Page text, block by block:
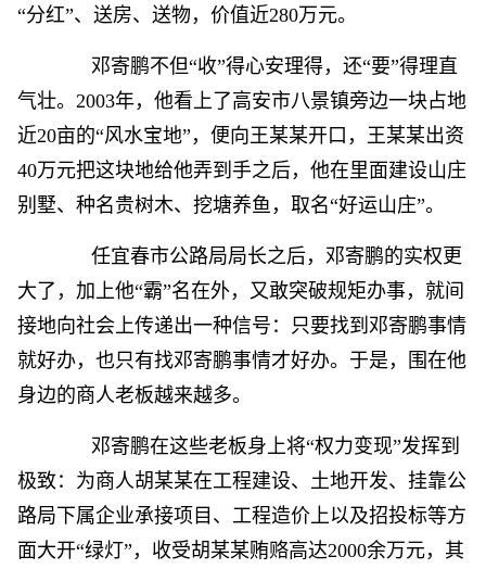
“分红”、送房、送物，价值近280万元。
邓寄鹏不但“收”得心安理得，还“要”得理直
气壮。2003年，他看上了高安市八景镇旁边一块占地
近20亩的“风水宝地”，便向王某某开口，王某某出资
40万元把这块地给他弄到手之后，他在里面建设山庄
别墅、种名贵树木、挖塘养鱼，取名“好运山庄”。
任宜春市公路局局长之后，邓寄鹏的实权更
大了，加上他“霸”名在外，又敢突破规矩办事，就间
接地向社会上传递出一种信号：只要找到邓寄鹏事情
就好办，也只有找邓寄鹏事情才好办。于是，围在他
身边的商人老板越来越多。
邓寄鹏在这些老板身上将“权力变现”发挥到
极致：为商人胡某某在工程建设、土地开发、挂靠公
路局下属企业承接项目、工程造价上以及招投标等方
面大开“绿灯”，收受胡某某贿赂高达2000余万元，其